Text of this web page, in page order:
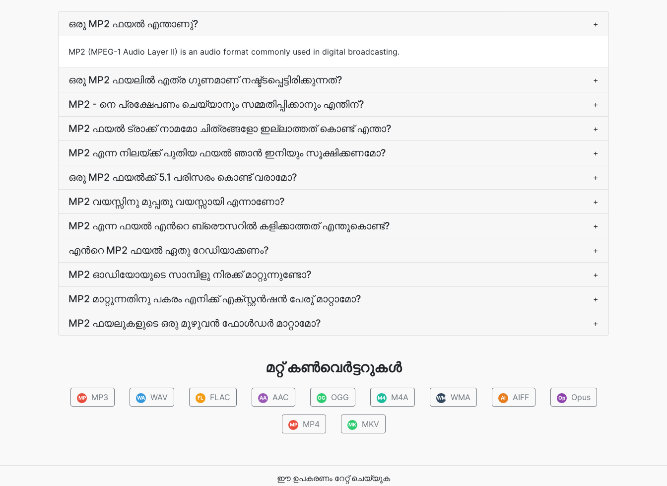
ഒരു MP2 ഫയല്‍ എന്താണു്? +
MP2 (MPEG-1 Audio Layer II) is an audio format commonly used in digital broadcasting.
ഒരു MP2 ഫയലില്‍ എത്ര ഗുണമാണ് നഷ്ട്ടപ്പെട്ടിരിക്കുന്നത്? +
MP2 - നെ പ്രക്ഷേപണം ചെയ്യാനും സമ്മതിപ്പിക്കാനും എന്തിന്‌? +
MP2 ഫയല്‍ ട്രാക്ക് നാമമോ ചിത്രങ്ങളോ ഇല്ലാത്തത് കൊണ്ട് എന്താ? +
MP2 എന്ന നിലയ്ക്ക് പുതിയ ഫയല്‍ ഞാന്‍ ഇനിയും സൂക്ഷിക്കണമോ? +
ഒരു MP2 ഫയല്‍ക്ക് 5.1 പരിസരം കൊണ്ട് വരാമോ? +
MP2 വയസ്സിനു മുപ്പതു വയസ്സായി എന്നാണോ? +
MP2 എന്ന ഫയല്‍ എന്‍റെ ബ്രൌസറില്‍ കളിക്കാത്തത് എന്തുകൊണ്ട്? +
എന്‍റെ MP2 ഫയല്‍ ഏതു റേഡിയാക്കണം? +
MP2 ഓഡിയോയുടെ സാമ്പിളു നിരക്ക് മാറ്റുന്നുണ്ടോ? +
MP2 മാറ്റുന്നതിനു പകരം എനിക്ക് എക്സ്റ്റന്‍ഷന്‍ പേരു് മാറ്റാമോ? +
MP2 ഫയലുകളുടെ ഒരു മുഴുവന്‍ ഫോള്‍ഡര്‍ മാറ്റാമോ? +
മറ്റ് കൺവെർട്ടറുകൾ
MP MP3 WA WAV FL FLAC AA AAC OG OGG M4 M4A WM WMA AI AIFF Op Opus
MP MP4 MK MKV
ഈ ഉപകരണം റേറ്റ് ചെയ്യുക